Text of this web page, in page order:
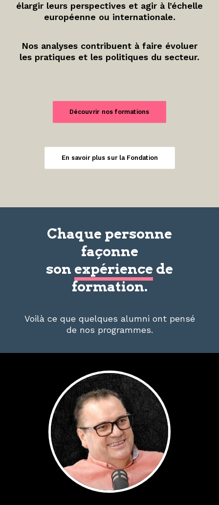
élargir leurs perspectives et agir à l’échelle
européenne ou internationale.
Nos analyses contribuent à faire évoluer
les pratiques et les politiques du secteur.
Découvrir nos formations
En savoir plus sur la Fondation
Chaque personne
façonne
son expérience de
formation.
Voilà ce que quelques alumni ont pensé
de nos programmes.